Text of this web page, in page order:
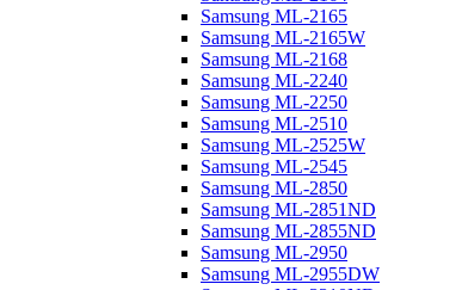
Samsung ML-2165
Samsung ML-2165W
Samsung ML-2168
Samsung ML-2240
Samsung ML-2250
Samsung ML-2510
Samsung ML-2525W
Samsung ML-2545
Samsung ML-2850
Samsung ML-2851ND
Samsung ML-2855ND
Samsung ML-2950
Samsung ML-2955DW